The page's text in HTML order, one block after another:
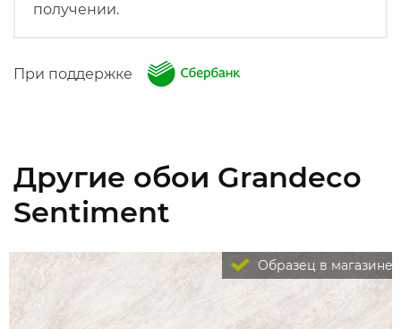
получении.
При поддержке
Другие обои Grandeco
Sentiment
Образец в магазине